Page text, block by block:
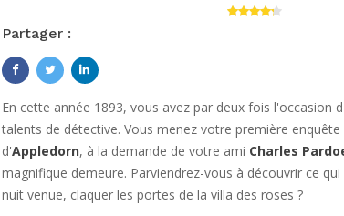
Partager :
En cette année 1893, vous avez par deux fois l'occasion
talents de détective. Vous menez votre première enquête
d'Appledorn, à la demande de votre ami Charles
magnifique demeure. Parviendrez-vous à découvrir ce
nuit venue, claquer les portes de la villa des roses ?